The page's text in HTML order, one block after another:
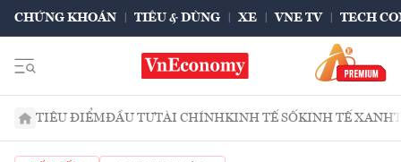
CHỨNG KHOÁN TIÊU & DÙNG XE VNE TV TECH
TIÊU ĐIỂMĐẦU TƯTÀI CHÍNHKINH TẾ SỐKINH TẾ XANH